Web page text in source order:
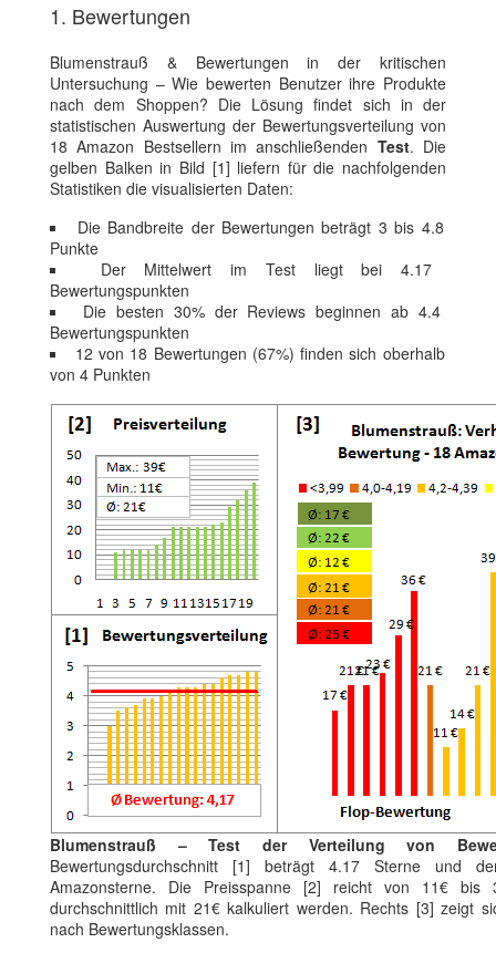
1. Bewertungen
Blumenstrauß & Bewertungen in der kritischen
Untersuchung – Wie bewerten Benutzer ihre Produkte
nach dem Shoppen? Die Lösung findet sich in der
statistischen Auswertung der Bewertungsverteilung von
18 Amazon Bestsellern im anschließenden Test. Die
gelben Balken in Bild [1] liefern für die nachfolgenden
Statistiken die visualisierten Daten:
Die Bandbreite der Bewertungen beträgt 3 bis 4.8
Punkte
Der Mittelwert im Test liegt bei 4.17
Bewertungspunkten
Die besten 30% der Reviews beginnen ab 4.4
Bewertungspunkten
12 von 18 Bewertungen (67%) finden sich oberhalb
von 4 Punkten
Blumenstrauß – Test der Verteilung von
Bewertungsdurchschnitt [1] beträgt 4.17 Sterne und
Amazonsterne. Die Preisspanne [2] reicht von 11€ bis
durchschnittlich mit 21€ kalkuliert werden. Rechts [3] zeigt
nach Bewertungsklassen.